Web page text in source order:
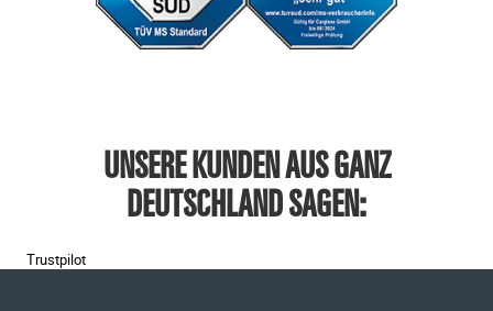
UNSERE KUNDEN AUS GANZ
DEUTSCHLAND SAGEN:
Trustpilot